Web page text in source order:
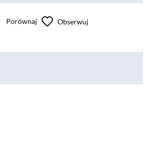
Porównaj Obserwuj